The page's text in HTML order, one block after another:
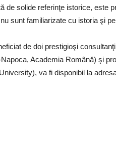
de solide referinţe istorice, este
sunt familiarizate cu istoria şi
de doi prestigioşi
Academia Română) şi
va fi disponibil la